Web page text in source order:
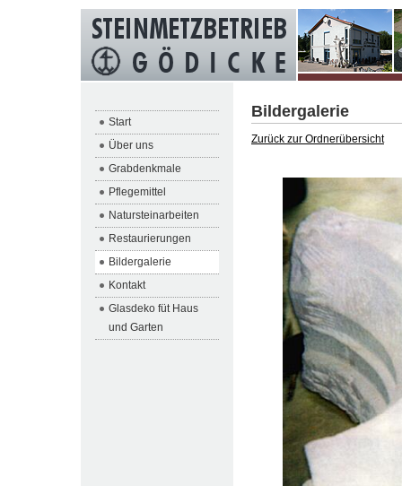
Start
Über uns
Grabdenkmale
Pflegemittel
Natursteinarbeiten
Restaurierungen
Bildergalerie
Kontakt
Glasdeko füt Haus
und Garten
Bildergalerie
Zurück zur Ordnerübersicht